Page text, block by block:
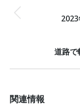
navigation
道路で
関連情報